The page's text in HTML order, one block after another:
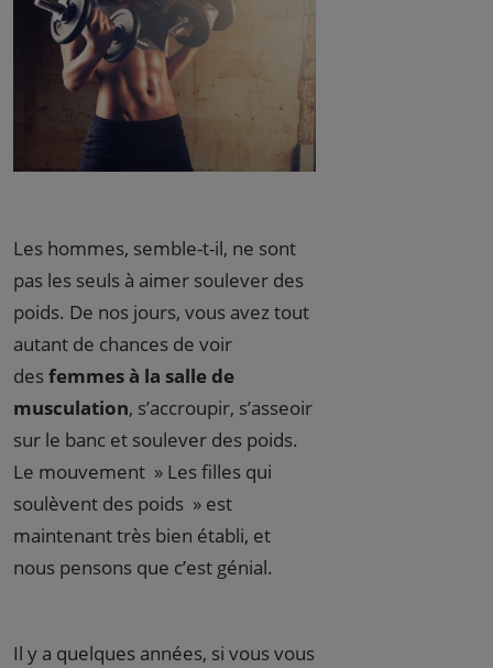
Les hommes, semble-t-il, ne sont
pas les seuls à aimer soulever des
poids. De nos jours, vous avez tout
autant de chances de voir
desfemmes à la salle de
musculation, s’accroupir, s’asseoir
sur le banc et soulever des poids.
Le mouvement » Les filles qui
soulèvent des poids » est
maintenant très bien établi, et
nous pensons que c’est génial.
Il y a quelques années, si vous vous